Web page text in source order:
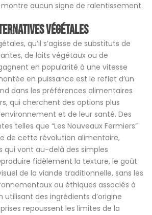
aucun signe de ralentissement.
Végétales
qu’il s’agisse de substituts de
de laits végétaux ou de
en popularité à une vitesse
en puissance est le reflet d’un
dans les préférences alimentaires
qui cherchent des options plus
et de leur santé. Des
telles que “Les Nouveaux Fermiers”
de cette révolution alimentaire,
qui vont au-delà des simples
fidèlement la texture, le goût
de la viande traditionnelle, sans les
ou éthiques associés à
utilisant des ingrédients d’origine
repoussent les limites de la